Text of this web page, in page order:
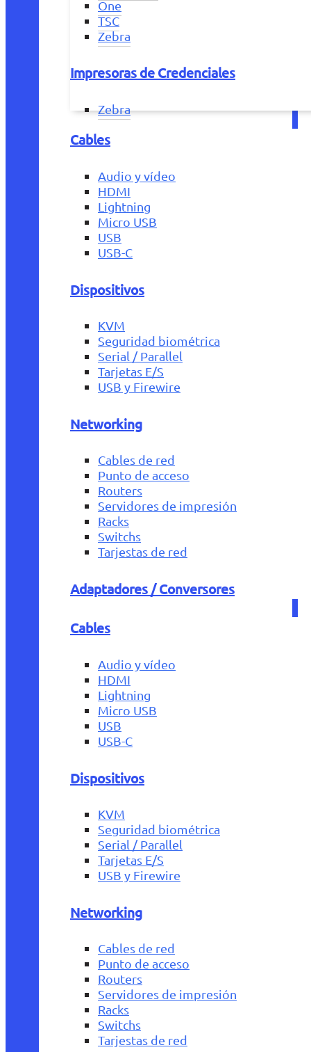
One
TSC
Zebra
Impresoras de Credenciales
Zebra
Cables
Audio y vídeo
HDMI
Lightning
Micro USB
USB
USB-C
Dispositivos
KVM
Seguridad biométrica
Serial / Parallel
Tarjetas E/S
USB y Firewire
Networking
Cables de red
Punto de acceso
Routers
Servidores de impresión
Racks
Switchs
Tarjestas de red
Adaptadores / Conversores
Cables
Audio y vídeo
HDMI
Lightning
Micro USB
USB
USB-C
Dispositivos
KVM
Seguridad biométrica
Serial / Parallel
Tarjetas E/S
USB y Firewire
Networking
Cables de red
Punto de acceso
Routers
Servidores de impresión
Racks
Switchs
Tarjestas de red